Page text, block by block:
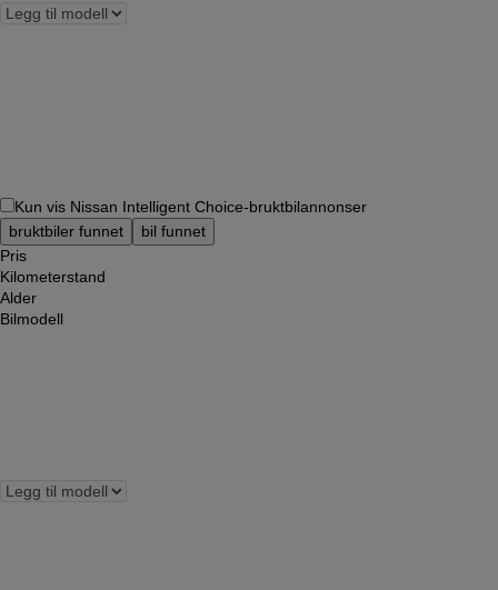
Kun vis Nissan Intelligent Choice-bruktbilannonser
bruktbiler funnet
bil funnet
Pris
Kilometerstand
Alder
Bilmodell